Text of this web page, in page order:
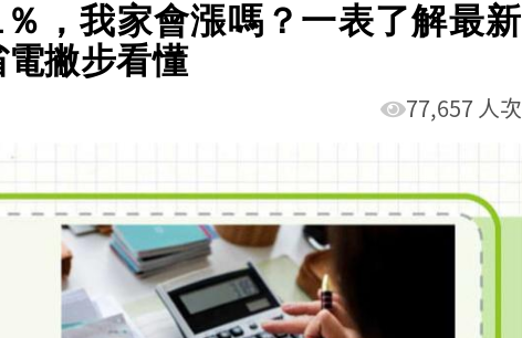
，我家會漲嗎？一表了解最新
撇步看懂
77,657 人次